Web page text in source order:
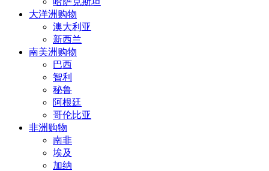
大洋洲购物
澳大利亚
新西兰
南美洲购物
巴西
智利
秘鲁
阿根廷
哥伦比亚
非洲购物
南非
埃及
加纳